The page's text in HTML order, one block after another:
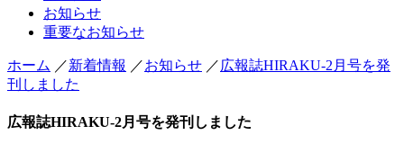
お知らせ
重要なお知らせ
ホーム ／新着情報 ／お知らせ ／ 広報誌HIRAKU-2月号を発
刊しました
広報誌HIRAKU-2月号を発刊しました